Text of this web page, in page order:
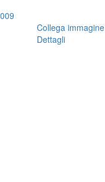
Collega immagine
Dettagli